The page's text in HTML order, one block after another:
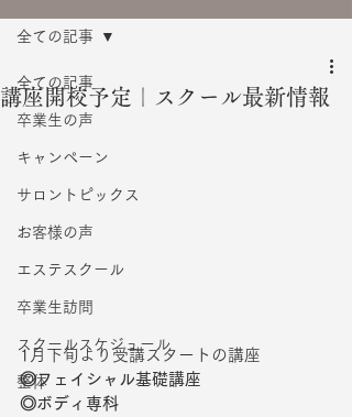
全ての記事
卒業生の声
キャンペーン
サロントピックス
お客様の声
エステスクール
卒業生訪問
スクールスケジュール
整体
全ての記事
講座開校予定｜スクール最新情報
1月下旬より受講スタートの講座
◎フェイシャル基礎講座
◎ボディ専科